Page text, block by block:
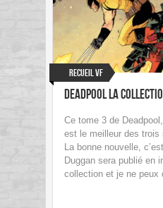
Recueil VF
Deadpool La
Ce tome 3 de
est le meilleur des trois
La bonne nouvelle,
Duggan sera publié en
collection et je ne peux